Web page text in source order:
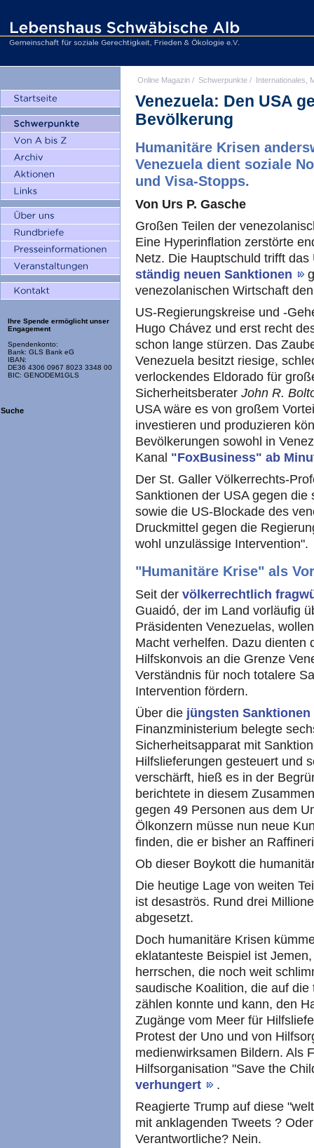
Ihre Spende ermöglicht unser
Engagement
Spendenkonto:
Bank: GLS Bank eG
IBAN:
DE36 4306 0967 8023 3348 00
BIC: GENODEM1GLS
Suche
Online Magazin / Schwerpunkte / Internationales,
Venezuela: Den USA
Bevölkerung
Humanitäre Krisen
Venezuela dient soziale
und Visa-Stopps.
Von Urs P. Gasche
Großen Teilen der
Eine Hyperinflation zerstörte
Netz. Die Hauptschuld trifft
ständig neuen Sanktionen
venezolanischen Wirtschaft
US-Regierungskreise und -
Hugo Chávez und erst recht
schon lange stürzen. Das
Venezuela besitzt riesige,
verlockendes Eldorado für
Sicherheitsberater John R.
USA wäre es von großem
investieren und produzieren
Bevölkerungen sowohl in
Kanal "FoxBusiness" ab
Der St. Galler Völkerrechts-
Sanktionen der USA gegen
sowie die US-Blockade des
Druckmittel gegen die
wohl unzulässige Intervention".
"Humanitäre Krise" als
Seit der völkerrechtlich
Guaidó, der im Land vorläufig
Präsidenten Venezuelas,
Macht verhelfen. Dazu dienten
Hilfskonvois an die Grenze
Verständnis für noch totalere
Intervention fördern.
Über die jüngsten Sanktionen
Finanzministerium belegte
Sicherheitsapparat mit
Hilfslieferungen gesteuert und
verschärft, hieß es in der
berichtete in diesem
gegen 49 Personen aus dem
Ölkonzern müsse nun neue
finden, die er bisher an
Ob dieser Boykott die
Die heutige Lage von weiten
ist desaströs. Rund drei
abgesetzt.
Doch humanitäre Krisen
eklatanteste Beispiel ist
herrschen, die noch weit
saudische Koalition, die auf
zählen konnte und kann, den
Zugänge vom Meer für
Protest der Uno und von
medienwirksamen Bildern. Als
Hilfsorganisation "Save the
verhungert
.
Reagierte Trump auf diese
mit anklagenden Tweets ?
Verantwortliche? Nein.